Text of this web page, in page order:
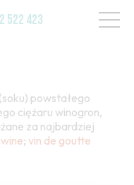
522 423
powstałego
ciężaru winogron,
za najbardziej
; vin de goutte